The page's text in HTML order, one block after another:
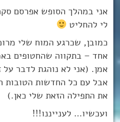
אני במהלך הסופש אפרסם
לי להחליט
כמובן, שכרגע המוח שלי
אחד – בתקווה שהחטופים
אמן. (אני לא נוהגת לדבר
אבל עם כל החדשות הטובות
את התפילה הזאת שלי כאן.)
ועכשיו… לענייננו!!!